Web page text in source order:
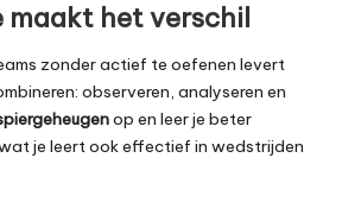
het verschil
zonder actief te oefenen levert
observeren, analyseren en
op en leer je beter
je leert ook effectief in wedstrijden